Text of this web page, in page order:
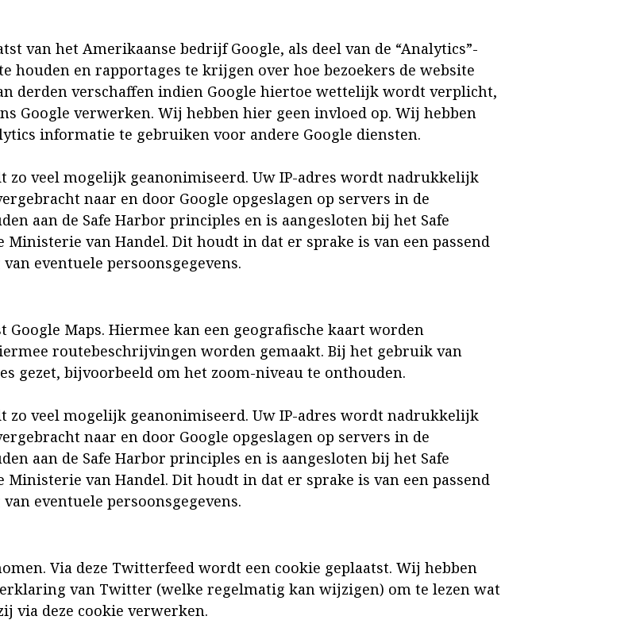
van het Amerikaanse bedrijf Google, als deel van de “Analytics”-
houden en rapportages te krijgen over hoe bezoekers de website
derden verschaffen indien Google hiertoe wettelijk wordt verplicht,
Google verwerken. Wij hebben hier geen invloed op. Wij hebben
informatie te gebruiken voor andere Google diensten.
zo veel mogelijk geanonimiseerd. Uw IP-adres wordt nadrukkelijk
naar en door Google opgeslagen op servers in de
aan de Safe Harbor principles en is aangesloten bij het Safe
van Handel. Dit houdt in dat er sprake is van een passend
eventuele persoonsgegevens.
Maps. Hiermee kan een geografische kaart worden
routebeschrijvingen worden gemaakt. Bij het gebruik van
gezet, bijvoorbeeld om het zoom-niveau te onthouden.
zo veel mogelijk geanonimiseerd. Uw IP-adres wordt nadrukkelijk
naar en door Google opgeslagen op servers in de
aan de Safe Harbor principles en is aangesloten bij het Safe
van Handel. Dit houdt in dat er sprake is van een passend
eventuele persoonsgegevens.
Via deze Twitterfeed wordt een cookie geplaatst. Wij hebben
van Twitter (welke regelmatig kan wijzigen) om te lezen wat
via deze cookie verwerken.